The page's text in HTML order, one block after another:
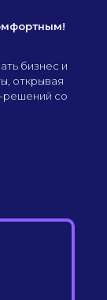
бизнес и
открывая
решений со